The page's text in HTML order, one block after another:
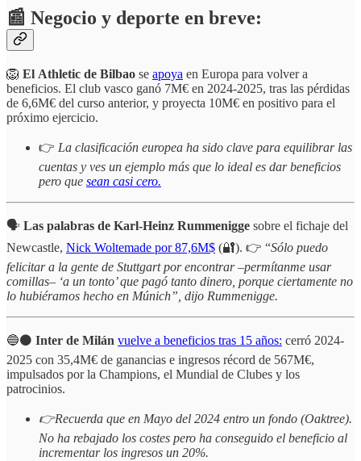
📰 Negocio y deporte en breve:
🦁 El Athletic de Bilbao se apoya en Europa para volver a
beneficios. El club vasco ganó 7M€ en 2024-2025, tras las pérdidas
de 6,6M€ del curso anterior, y proyecta 10M€ en positivo para el
próximo ejercicio.
👉 La clasificación europea ha sido clave para equilibrar las
cuentas y ves un ejemplo más que lo ideal es dar beneficios
pero que sean casi cero.
🗣️ Las palabras de Karl-Heinz Rummenigge sobre el fichaje del
Newcastle, Nick Woltemade por 87,6M$ (🔐). 👉 “Sólo puedo
felicitar a la gente de Stuttgart por encontrar –permítanme usar
comillas– ‘a un tonto’ que pagó tanto dinero, porque ciertamente no
lo hubiéramos hecho en Múnich”, dijo Rummenigge.
🔵⚫️ Inter de Milán vuelve a beneficios tras 15 años: cerró 2024-
2025 con 35,4M€ de ganancias e ingresos récord de 567M€,
impulsados por la Champions, el Mundial de Clubes y los
patrocinios.
👉Recuerda que en Mayo del 2024 entro un fondo (Oaktree).
No ha rebajado los costes pero ha conseguido el beneficio al
incrementar los ingresos un 20%.